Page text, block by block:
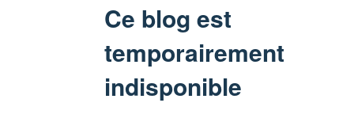
Ce blog est
temporairement
indisponible